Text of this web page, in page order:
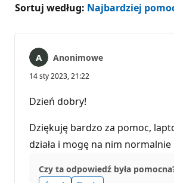
Sortuj według: Najbardziej
Anonimowe
14 sty 2023, 21:22
Dzień dobry!
Dziękuję bardzo za pomoc,
działa i mogę na nim
Czy ta odpowiedź była